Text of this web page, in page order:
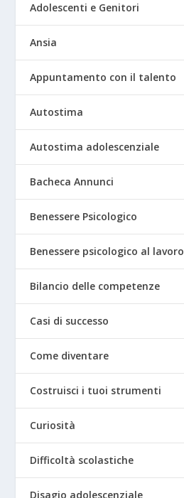
Adolescenti e Genitori
Ansia
Appuntamento con il talento
Autostima
Autostima adolescenziale
Bacheca Annunci
Benessere Psicologico
Benessere psicologico al lavoro
Bilancio delle competenze
Casi di successo
Come diventare
Costruisci i tuoi strumenti
Curiosità
Difficoltà scolastiche
Disagio adolescenziale